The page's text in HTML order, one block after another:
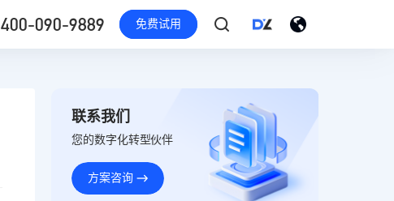
400-090-9889 免费试用
联系我们
您的数字化转型伙伴
方案咨询